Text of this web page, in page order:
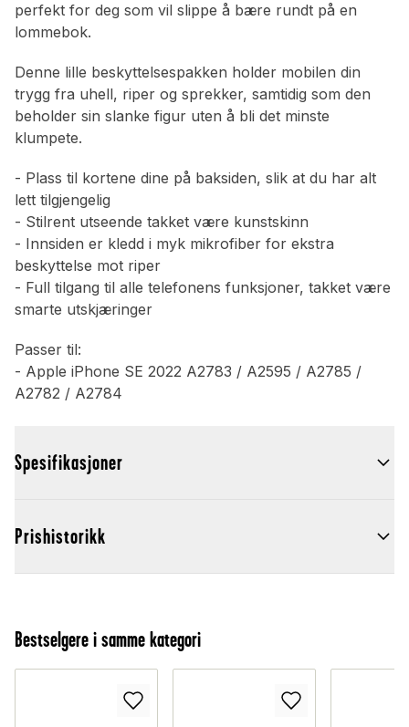
perfekt for deg som vil slippe å bære rundt på en
lommebok.
Denne lille beskyttelsespakken holder mobilen din
trygg fra uhell, riper og sprekker, samtidig som den
beholder sin slanke figur uten å bli det minste
klumpete.
- Plass til kortene dine på baksiden, slik at du har alt
lett tilgjengelig
- Stilrent utseende takket være kunstskinn
- Innsiden er kledd i myk mikrofiber for ekstra
beskyttelse mot riper
- Full tilgang til alle telefonens funksjoner, takket være
smarte utskjæringer
Passer til:
- Apple iPhone SE 2022 A2783 / A2595 / A2785 /
A2782 / A2784
Spesifikasjoner
Prishistorikk
Bestselgere i samme kategori